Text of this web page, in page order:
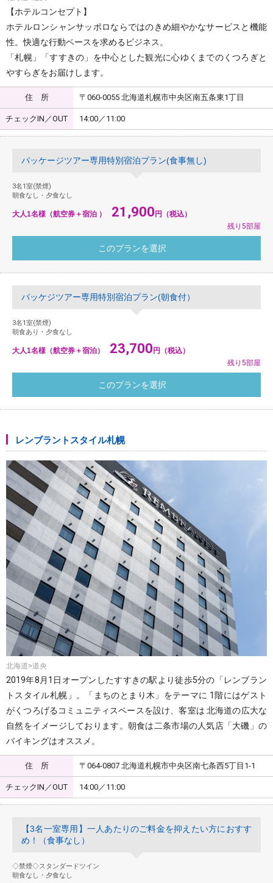
【ホテルコンセプト】
ホテルロンシャンサッポロならではのきめ細やかなサービスと機能
性。快適な行動ベースを求めるビジネス。
「札幌」「すすきの」を中心とした観光に心ゆくまでのくつろぎと
やすらぎをお届けします。
住 所 〒060-0055 北海道札幌市中央区南五条東1丁目
チェックIN／OUT 14:00／11:00
パッケージツアー専用特別宿泊プラン(食事無し)
3名1室(禁煙)
朝食なし・夕食なし
大人1名様（航空券＋宿泊 ） 21,900円（税込）
残り5部屋
パッケジツアー専用特別宿泊プラン(朝食付）
3名1室(禁煙)
朝食あり・夕食なし
大人1名様（航空券＋宿泊） 23,700円（税込）
残り5部屋
レンブラントスタイル札幌
北海道>道央
2019年8月1日オープンしたすすきの駅より徒歩5分の「レンブラン
トスタイル札幌」。「まちのとまり木」をテーマに 1階にはゲスト
がくつろげるコミュニティスペースを設け、客室は 北海道の広大な
自然をイメージしております。朝食は二条市場の人気店「大磯」の
バイキングはオススメ。
住 所 〒064-0807 北海道札幌市中央区南七条西5丁目1-1
チェックIN／OUT 14:00／11:00
【3名一室専用】一人あたりのご料金を抑えたい方におすす
め！（食事なし）
◇禁煙◇スタンダードツイン
朝食なし・夕食なし